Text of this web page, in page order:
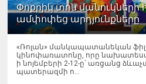
Փոքրիկ տոն մանուկների
ամփոփեց արդյունքները
«Ռոլան» մանկապատանեկան
կինոփառատոնը, որը
ի նոյեմբերի 2-12-ը՝ առցանց
պատերազմի ո...